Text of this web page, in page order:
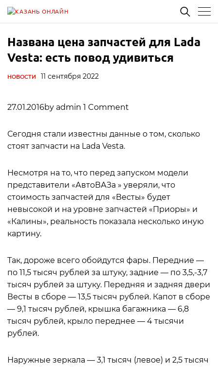
Названа цена запчастей для Lada
Vesta: есть повод удивиться
НОВОСТИ 11 сентября 2022
27.01.2016by admin 1 Comment
Сегодня стали известны данные о том, сколько
стоят запчасти на Lada Vesta.
Несмотря на то, что перед запуском модели
представители «АвтоВАЗа » уверяли, что
стоимость запчастей для «Весты» будет
невысокой и на уровне запчастей «Приоры» и
«Калины», реальность показала несколько иную
картину.
Так, дороже всего обойдутся фары. Передние —
по 11,5 тысяч рублей за штуку, задние — по 3,5,-3,7
тысяч рублей за штуку. Передняя и задняя двери
Весты в сборе — 13,5 тысяч рублей. Капот в сборе
— 9,1 тысяч рублей, крышка багажника — 6,8
тысяч рублей, крыло переднее — 4 тысячи
рублей.
Наружные зеркала — 3,1 тысяч (левое) и 2,5 тысяч